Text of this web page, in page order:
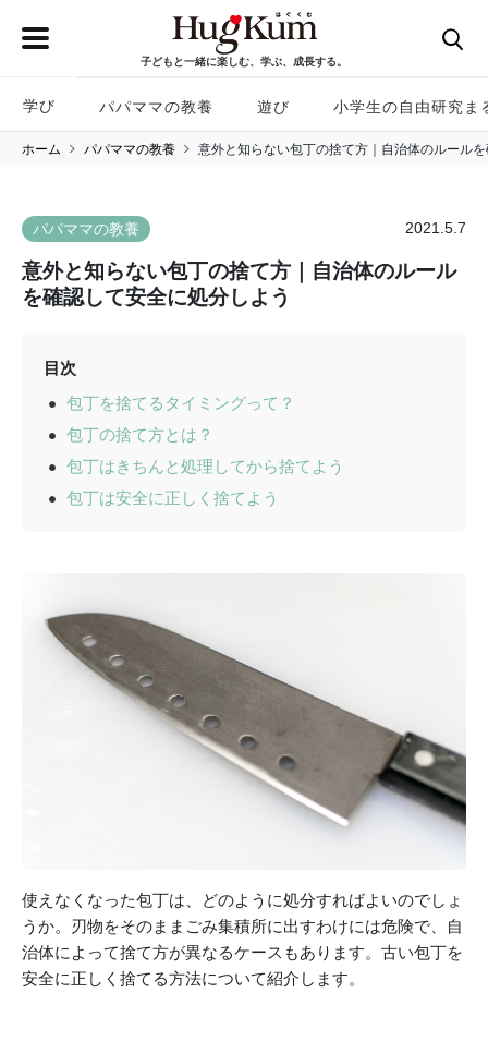
子どもと一緒に楽しむ、学ぶ、成長する。
学び パパママの教養 遊び 小学生の自由研究ま
ホーム パパママの教養 意外と知らない包丁の捨て方｜自治体のルール
パパママの教養 2021.5.7
意外と知らない包丁の捨て方｜自治体のルール
を確認して安全に処分しよう
目次
包丁を捨てるタイミングって？
包丁の捨て方とは？
包丁はきちんと処理してから捨てよう
包丁は安全に正しく捨てよう
使えなくなった包丁は、どのように処分すればよいのでしょ
うか。刃物をそのままごみ集積所に出すわけには危険で、自
治体によって捨て方が異なるケースもあります。古い包丁を
安全に正しく捨てる方法について紹介します。